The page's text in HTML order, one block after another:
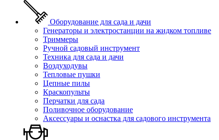
Оборудование для сада и дачи
Генераторы и электростанции на жидком топливе
Триммеры
Ручной садовый инструмент
Техника для сада и дачи
Воздуходувы
Тепловые пушки
Цепные пилы
Краскопульты
Перчатки для сада
Поливочное оборудование
Аксессуары и оснастка для садового инструмента